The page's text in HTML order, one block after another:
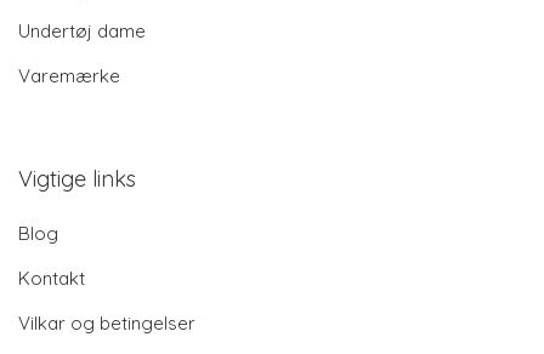
Undertøj dame
Varemærke
Vigtige links
Blog
Kontakt
Vilkar og betingelser